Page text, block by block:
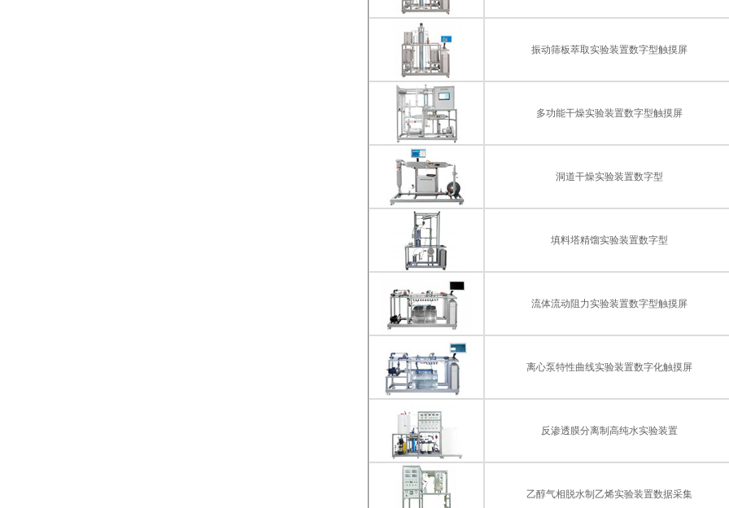
振动筛板萃取实验装置数字型触摸屏
多功能干燥实验装置数字型触摸屏
洞道干燥实验装置数字型
填料塔精馏实验装置数字型
流体流动阻力实验装置数字型触摸屏
离心泵特性曲线实验装置数字化触摸屏
反渗透膜分离制高纯水实验装置
乙醇气相脱水制乙烯实验装置数据采集